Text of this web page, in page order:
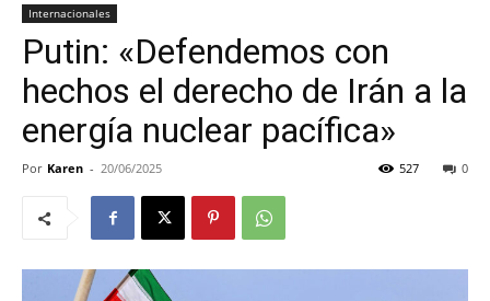
Internacionales
Putin: «Defendemos con
hechos el derecho de Irán a la
energía nuclear pacífica»
Por Karen - 20/06/2025 0
527